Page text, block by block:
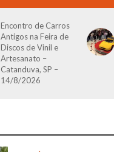
Encontro de Carros
Antigos na Feira de
Discos de Vinil e
Artesanato –
Catanduva, SP –
14/8/2026